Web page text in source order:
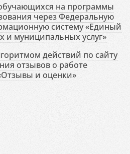
на программы
через Федеральную
систему «Единый
и муниципальных услуг»
действий по сайту
отзывов о работе
и оценки»